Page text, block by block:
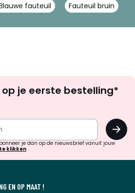
fauteuil Fauteuil bruin
zoek
inspiratie
verrassingen?
op je eerste bestelling*
OK
je dan op de nieuwsbrief vanuit jouw
klikken
EN OP MAAT !